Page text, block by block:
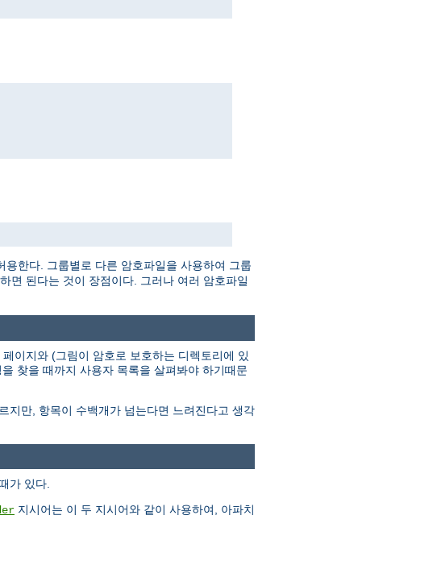
한다. 그룹별로 다른 암호파일을 사용하여 그룹
면 된다는 것이 장점이다. 그러나 여러 암호파일
이지와 (그림이 암호로 보호하는 디렉토리에 있
찾을 때까지 사용자 목록을 살펴봐야 하기때문
지만, 항목이 수백개가 넘는다면 느려진다고 생각
가 있다.
지시어는 이 두 지시어와 같이 사용하여, 아파치